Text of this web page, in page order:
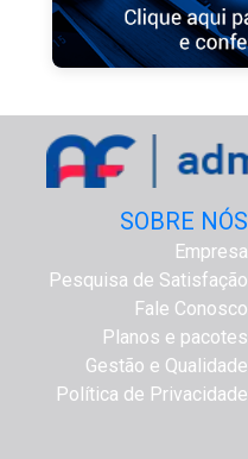
SOBRE NÓS
Empresa
Pesquisa de Satisfação
Fale Conosco
Planos e pacotes
Gestão e Qualidade
Política de Privacidade